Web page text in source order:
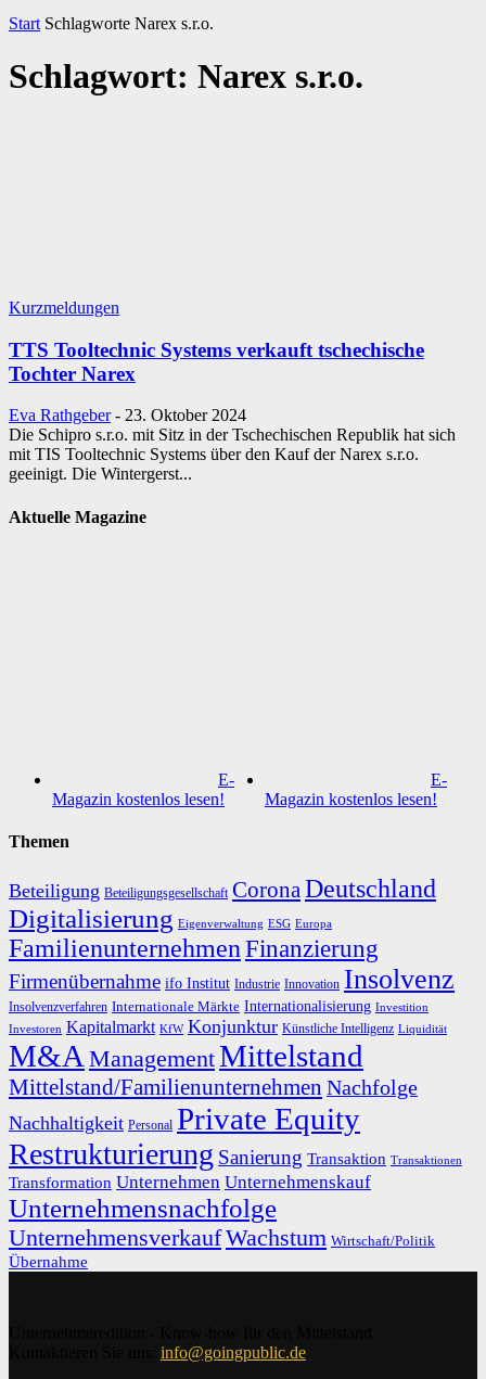
Start Schlagworte Narex s.r.o.
Schlagwort: Narex s.r.o.
Kurzmeldungen
TTS Tooltechnic Systems verkauft tschechische
Tochter Narex
Eva Rathgeber - 23. Oktober 2024
Die Schipro s.r.o. mit Sitz in der Tschechischen Republik hat sich
mit TIS Tooltechnic Systems über den Kauf der Narex s.r.o.
geeinigt. Die Wintergerst...
Aktuelle Magazine
E-
Magazin kostenlos lesen!
E-
Magazin kostenlos lesen!
Themen
Beteiligung Beteiligungsgesellschaft CoronaDeutschland
Digitalisierung Eigenverwaltung ESG Europa
FamilienunternehmenFinanzierung
Firmenübernahme ifo Institut Industrie Innovation Insolvenz
Insolvenzverfahren Internationale Märkte Internationalisierung Investition
Investoren Kapitalmarkt KfW Konjunktur Künstliche Intelligenz Liquidität
M&A ManagementMittelstand
Mittelstand/Familienunternehmen Nachfolge
Nachhaltigkeit Personal Private Equity
Restrukturierung Sanierung Transaktion Transaktionen
Transformation Unternehmen Unternehmenskauf
Unternehmensnachfolge
UnternehmensverkaufWachstum Wirtschaft/Politik
Übernahme
info@goingpublic.de